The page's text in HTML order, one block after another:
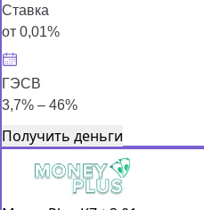
Ставка
от 0,01%
ГЭСВ
3,7% – 46%
Получить деньги